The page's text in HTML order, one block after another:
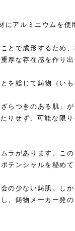
にアルミニウムを
とで成形するため
厚な存在感を作り出
を総じて鋳物（いも
らつきのある肌」
りせず、可能な限
ラがあります。こ
テンシャルを秘めて
の少ない鋳肌。し
、鋳物メーカー発